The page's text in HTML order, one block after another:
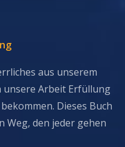
aus unserem
unsere Arbeit Erfüllung
Dieses Buch
Weg, den jeder gehen